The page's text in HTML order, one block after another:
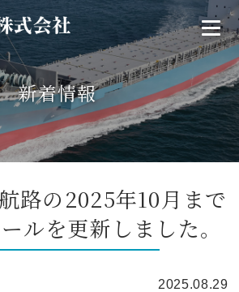
新着情報
路の2025年10月まで
ルを更新しました。
2025.08.29